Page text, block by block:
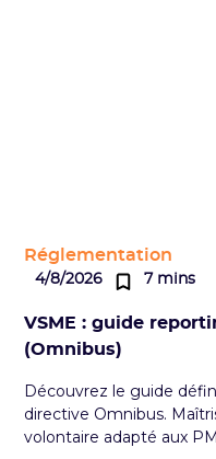
Réglementation
4/8/2026 7 mins
VSME : guide
(Omnibus)
Découvrez le guide
directive Omnibus.
volontaire adapté aux